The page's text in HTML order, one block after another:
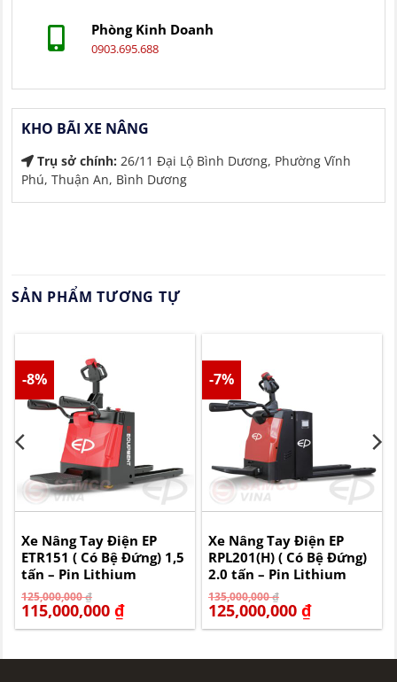
Phòng Kinh Doanh
0903.695.688
KHO BÃI XE NÂNG
Trụ sở chính: 26/11 Đại Lộ Bình Dương, Phường Vĩnh
Phú, Thuận An, Bình Dương
SẢN PHẨM TƯƠNG TỰ
-8%
Xe Nâng Tay Điện EP
ETR151 ( Có Bệ Đứng) 1,5
tấn – Pin Lithium
125,000,000₫
Giá
gốc
là:
125,000,000 ₫.
115,000,000 ₫
Giá
hiện
tại
là:
-7%
Xe Nâng Tay Điện EP
RPL201(H) ( Có Bệ Đứng)
2.0 tấn – Pin Lithium
135,000,000₫
Giá
gốc
là:
135,000,000 ₫.
125,000,000 ₫
Giá
hiện
tại
là: